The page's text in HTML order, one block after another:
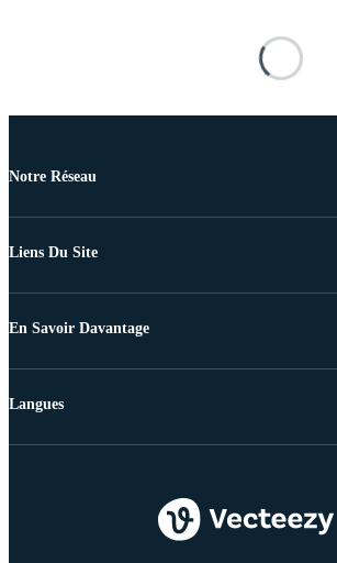
Notre Réseau
Liens Du Site
En Savoir Davantage
Langues